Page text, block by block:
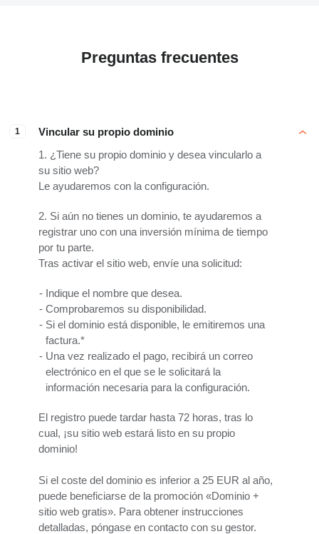
Preguntas frecuentes
1
Vincular su propio dominio
1. ¿Tiene su propio dominio y desea vincularlo a
su sitio web?
Le ayudaremos con la configuración.
2. Si aún no tienes un dominio, te ayudaremos a
registrar uno con una inversión mínima de tiempo
por tu parte.
Tras activar el sitio web, envíe una solicitud:
Indique el nombre que desea.
Comprobaremos su disponibilidad.
Si el dominio está disponible, le emitiremos una
factura.*
Una vez realizado el pago, recibirá un correo
electrónico en el que se le solicitará la
información necesaria para la configuración.
El registro puede tardar hasta 72 horas, tras lo
cual, ¡su sitio web estará listo en su propio
dominio!
Si el coste del dominio es inferior a 25 EUR al año,
puede beneficiarse de la promoción «Dominio +
sitio web gratis». Para obtener instrucciones
detalladas, póngase en contacto con su gestor.